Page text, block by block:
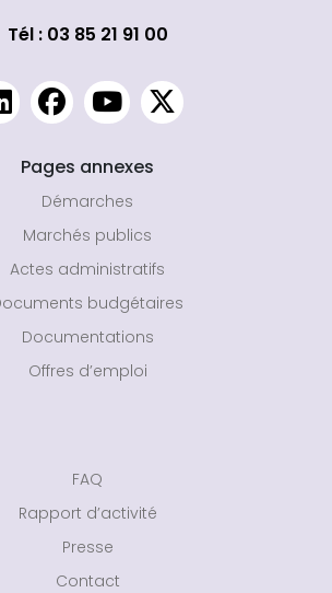
Tél : 03 85 21 91 00
Pages annexes
Démarches
Marchés publics
Actes administratifs
budgétaires
Documentations
Offres d’emploi
FAQ
Rapport d’activité
Presse
Contact